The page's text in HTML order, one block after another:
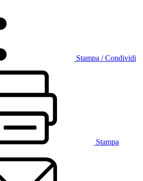
Stampa / Condividi
Stampa